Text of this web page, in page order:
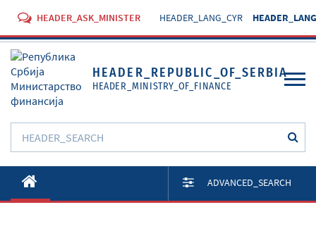
HEADER_ASK_MINISTER HEADER_LANG_CYR
HEADER_REPUBLIC_OF_SERBIA
HEADER_MINISTRY_OF_FINANCE
O Ministarstvu
Aktivnosti
ADVANCED_SEARCH